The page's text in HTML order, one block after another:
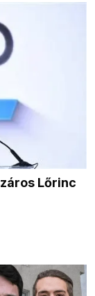
Lőrinc